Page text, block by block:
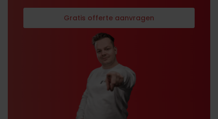
Gratis offerte aanvragen